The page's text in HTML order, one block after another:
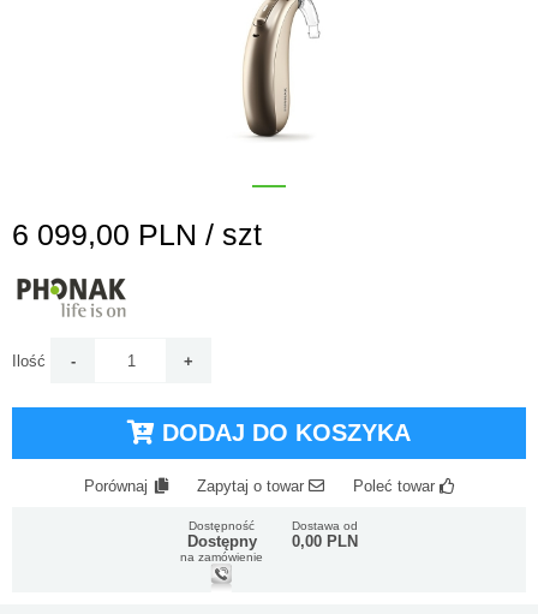
6 099,00 PLN / szt
Ilość
DODAJ DO KOSZYKA
Porównaj Zapytaj o towar Poleć towar
Dostępność
Dostępny
na zamówienie
Dostawa od
0,00 PLN